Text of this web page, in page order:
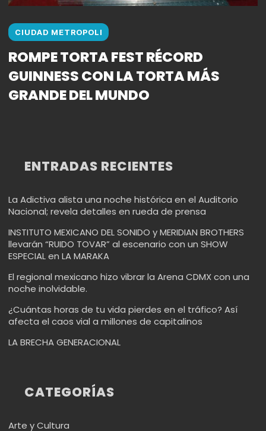
CIUDAD METROPOLI
ROMPE TORTA FEST RÉCORD
GUINNESS CON LA TORTA MÁS
GRANDE DEL MUNDO
ENTRADAS RECIENTES
La Adictiva alista una noche histórica en el Auditorio
Nacional; revela detalles en rueda de prensa
INSTITUTO MEXICANO DEL SONIDO y MERIDIAN BROTHERS
llevarán “RUIDO TOVAR” al escenario con un SHOW
ESPECIAL en LA MARAKA
El regional mexicano hizo vibrar la Arena CDMX con una
noche inolvidable.
¿Cuántas horas de tu vida pierdes en el tráfico? Así
afecta el caos vial a millones de capitalinos
LA BRECHA GENERACIONAL
CATEGORÍAS
Arte y Cultura